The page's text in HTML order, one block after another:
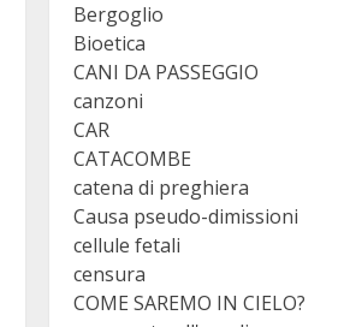
Bergoglio
Bioetica
CANI DA PASSEGGIO
canzoni
CAR
CATACOMBE
catena di preghiera
Causa pseudo-dimissioni
cellule fetali
censura
COME SAREMO IN CIELO?